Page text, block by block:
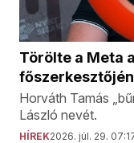
Törölte a Meta
Horváth Tamás
László nevét.
HÍREK2026. júl. 29.